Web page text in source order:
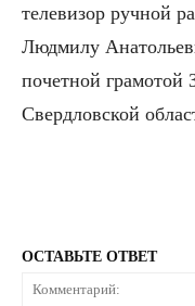
телевизор ручной
Людмилу
почетной грамотой
Свердловской
ОСТАВЬТЕ ОТВЕТ